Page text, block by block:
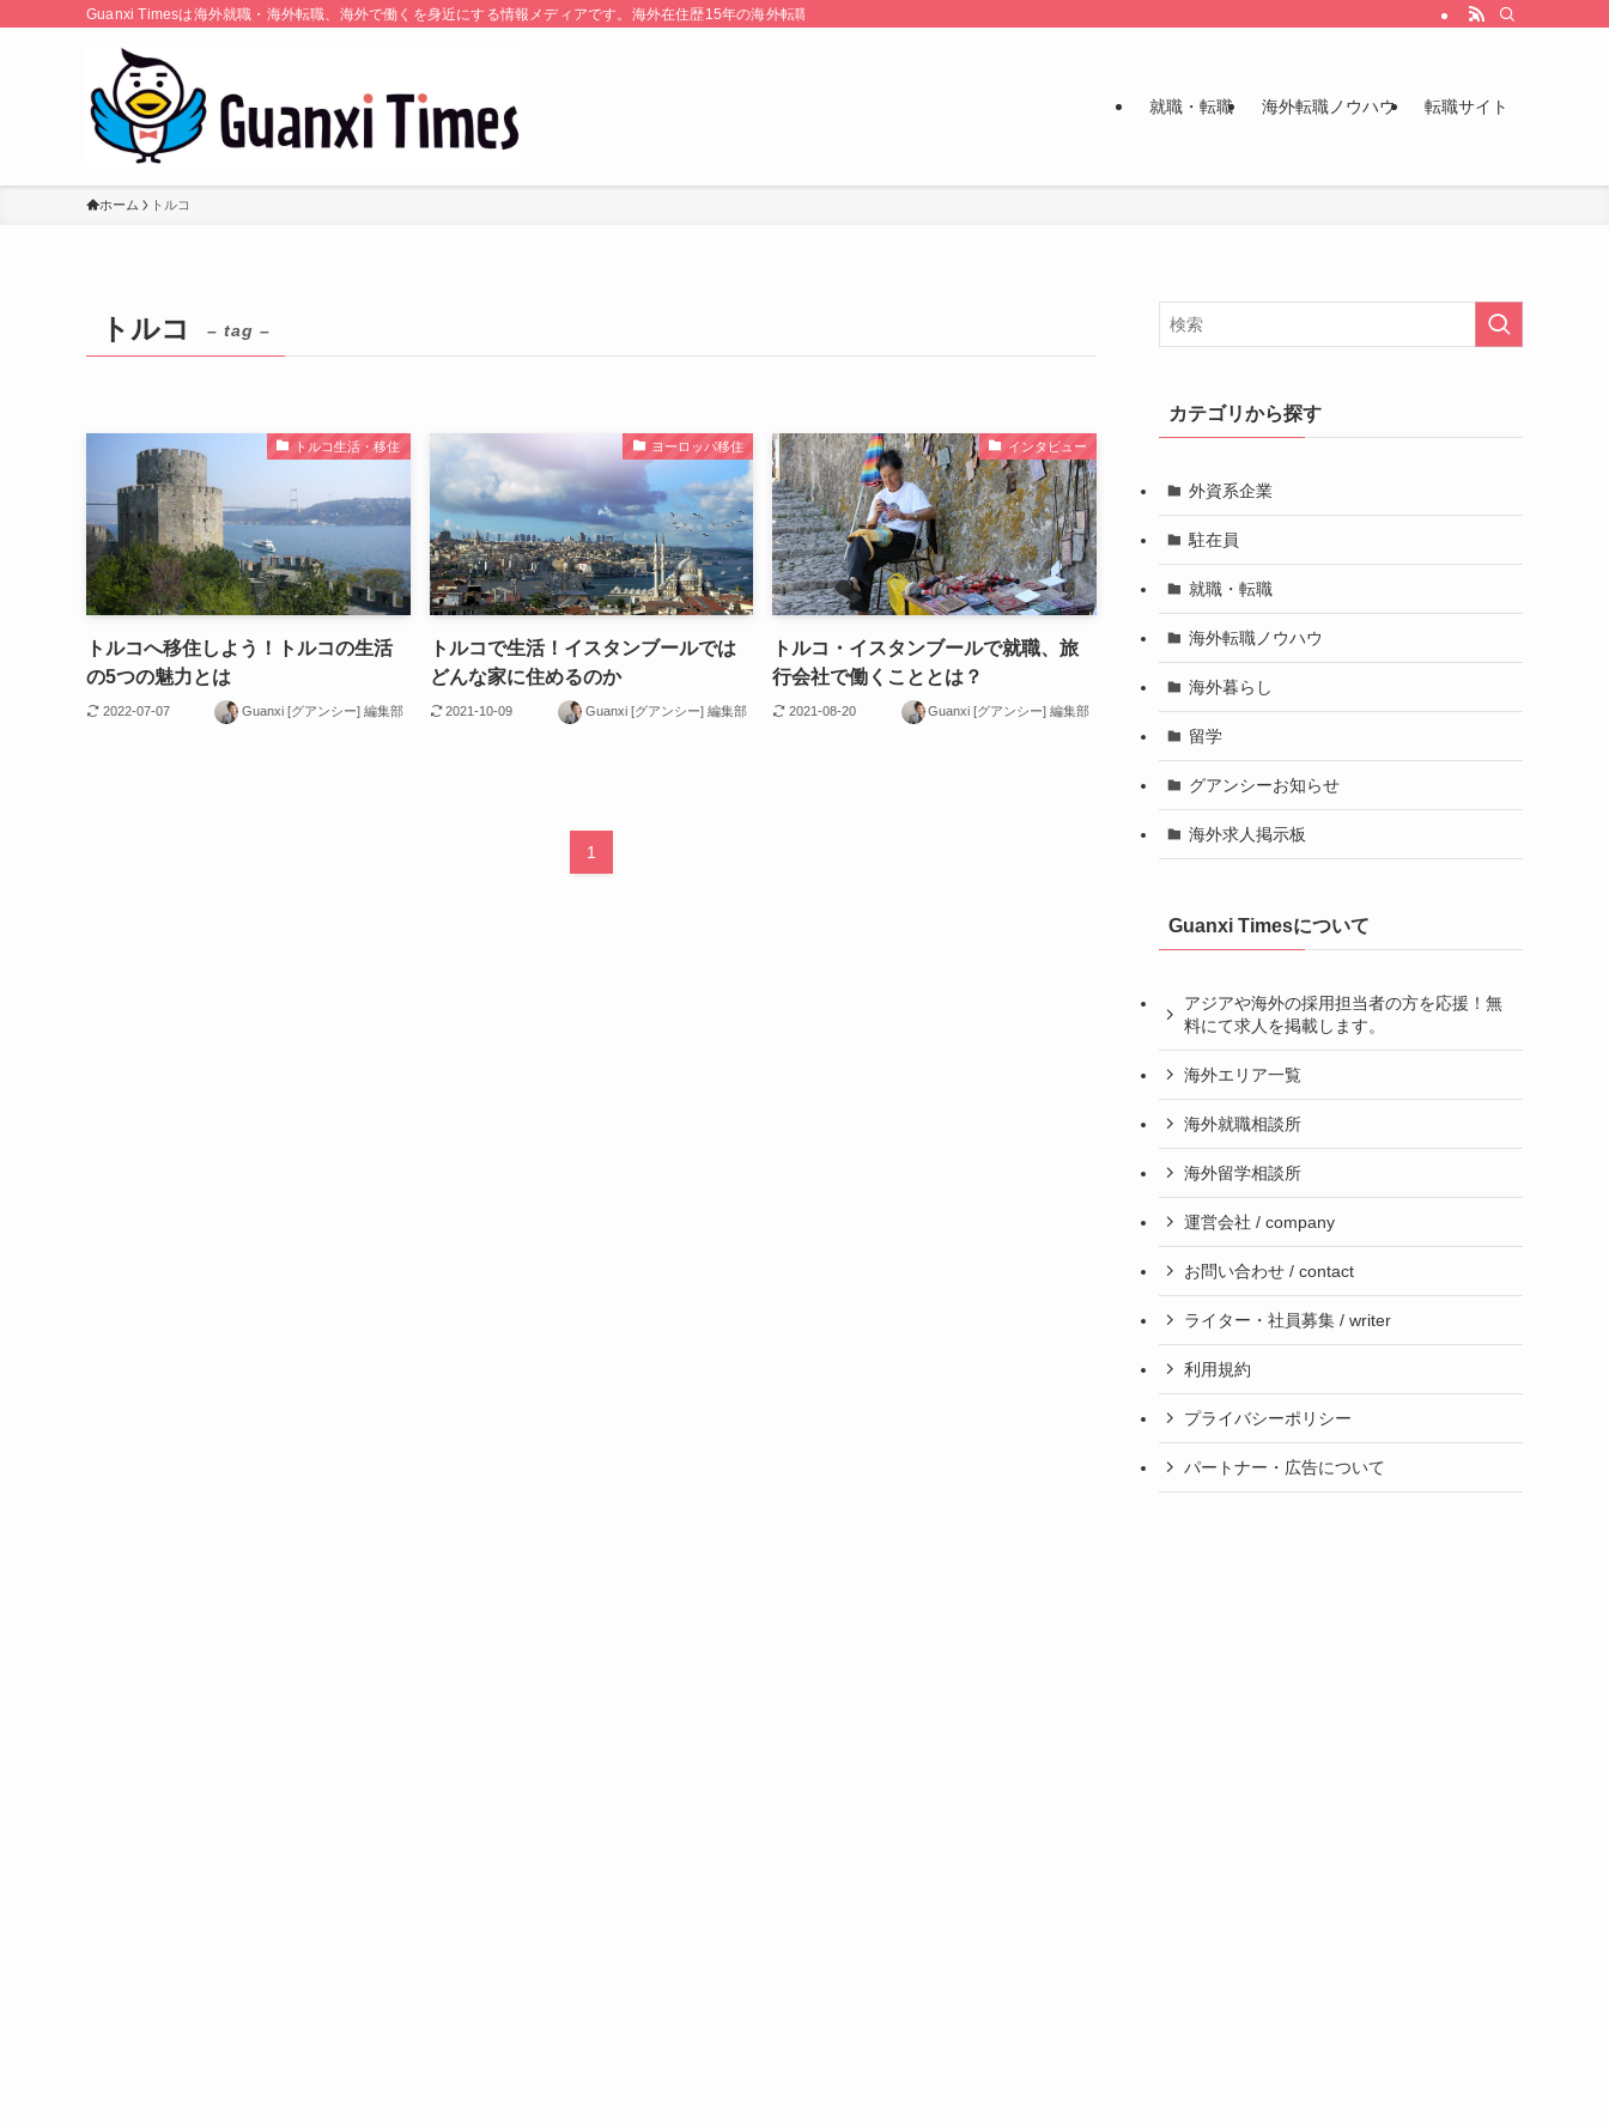
Guanxi Timesは海外就職・海外転職、海外で働くを身近にする情報メディアです。海外在住歴15年の海外転職のプロが監修・運営しています。
就職・転職 海外転職ノウハウ 転職サイト
ホーム トルコ
トルコ – tag –
トルコ生活・移住
トルコへ移住しよう！トルコの生活
の5つの魅力とは
2022-07-07 Guanxi [グアンシー] 編集部
ヨーロッパ移住
トルコで生活！イスタンブールでは
どんな家に住めるのか
2021-10-09 Guanxi [グアンシー] 編集部
インタビュー
トルコ・イスタンブールで就職、旅
行会社で働くこととは？
2021-08-20 Guanxi [グアンシー] 編集部
1
カテゴリから探す
外資系企業
駐在員
就職・転職
海外転職ノウハウ
海外暮らし
留学
グアンシーお知らせ
海外求人掲示板
Guanxi Timesについて
アジアや海外の採用担当者の方を応援！無
料にて求人を掲載します。
海外エリア一覧
海外就職相談所
海外留学相談所
運営会社 / company
お問い合わせ / contact
ライター・社員募集 / writer
利用規約
プライバシーポリシー
パートナー・広告について